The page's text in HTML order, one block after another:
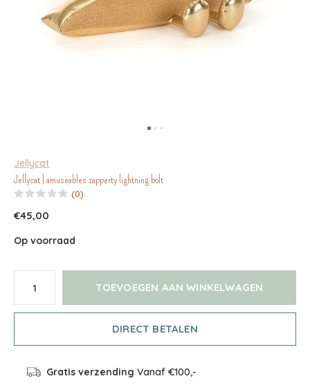
Jellycat
Jellycat | amuseables zapperty lightning bolt
(0)
€45,00
Op voorraad
TOEVOEGEN AAN WINKELWAGEN
DIRECT BETALEN
Gratis verzending Vanaf €100,-